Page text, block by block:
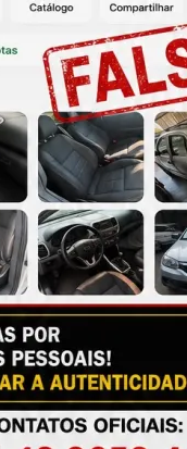
Troca e Devolução
partir da data da
dentre as
de outro